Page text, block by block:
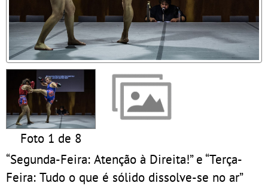
Foto 1 de 8
“Segunda-Feira: Atenção à Direita!” e “Terça-
Feira: Tudo o que é sólido dissolve-se no ar”